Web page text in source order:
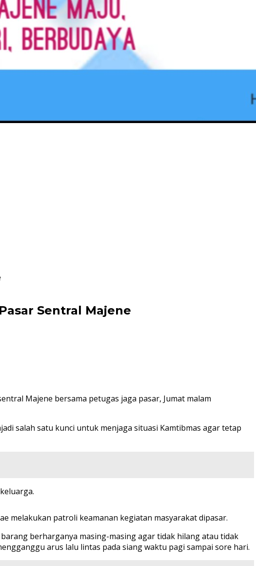
Sentral Majene
Majene bersama petugas jaga pasar, Jumat malam
salah satu kunci untuk menjaga situasi Kamtibmas agar tetap
melakukan patroli keamanan kegiatan masyarakat dipasar.
berharganya masing-masing agar tidak hilang atau tidak
arus lalu lintas pada siang waktu pagi sampai sore hari.